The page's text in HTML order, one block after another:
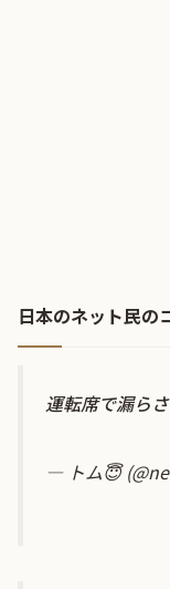
日本のネット民の
運転席で漏ら
— トム😇